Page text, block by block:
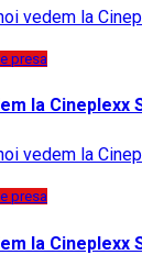
presa
la Cineplexx
presa
la Cineplexx